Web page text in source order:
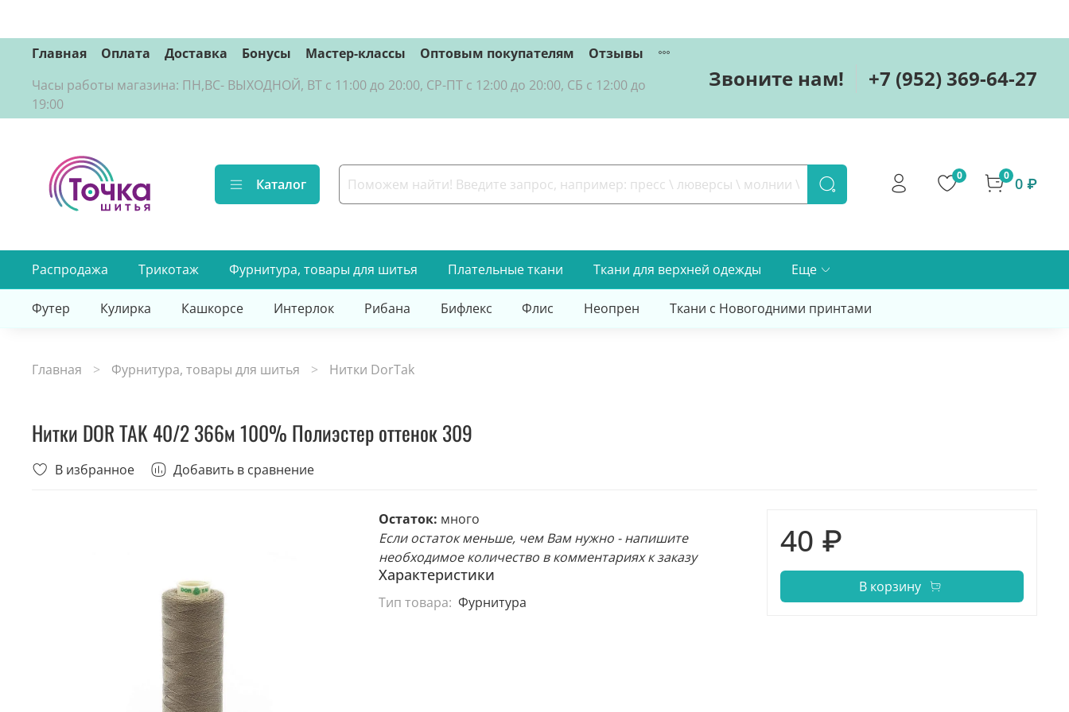
Главная Оплата Доставка Бонусы Мастер-классы Оптовым покупателям
Отзывы
Часы работы магазина: ПН,ВС- ВЫХОДНОЙ, ВТ с 11:00 до 20:00, СР-ПТ с 12:00 до 20:00, СБ с 12:00 до
19:00
Звоните нам! +7 (952) 369-64-27
Каталог
0 0 0 ₽
Распродажа Трикотаж Фурнитура, товары для шитья Плательные ткани Ткани для верхней одежды Еще
Футер Кулирка Кашкорсе Интерлок Рибана Бифлекс Флис Неопрен Ткани с Новогодними принтами
Главная Фурнитура, товары для шитья Нитки DorTak
Нитки DOR TAK 40/2 366м 100% Полиэстер оттенок 309
В избранное Добавить в сравнение
Остаток: много
Если остаток меньше, чем Вам нужно - напишите
необходимое количество в комментариях к заказу
Характеристики
Тип товара: Фурнитура
40 ₽
В корзину